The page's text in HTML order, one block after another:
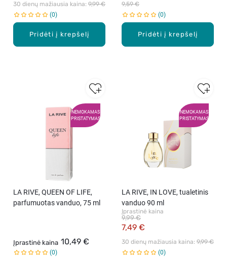
Pridėti į krepšelį
30 dienų mažiausia kaina: 9,99 €
0
Pridėti į krepšelį
9,59 €
0
NEMOKAMAS
PRISTATYMAS
LA RIVE, QUEEN OF LIFE,
parfumuotas vanduo, 75 ml
Įprastinė kaina 10,49 €
0
NEMOKAMAS
PRISTATYMAS
LA RIVE, IN LOVE, tualetinis
vanduo 90 ml
Įprastinė kaina
7,49 €
9,99 €
30 dienų mažiausia kaina: 9,99 €
0